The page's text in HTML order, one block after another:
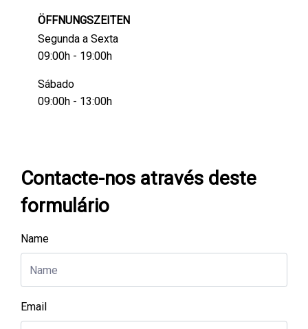
ÖFFNUNGSZEITEN
Segunda a Sexta
09:00h - 19:00h
Sábado
09:00h - 13:00h
Contacte-nos através deste
formulário
Name
Email